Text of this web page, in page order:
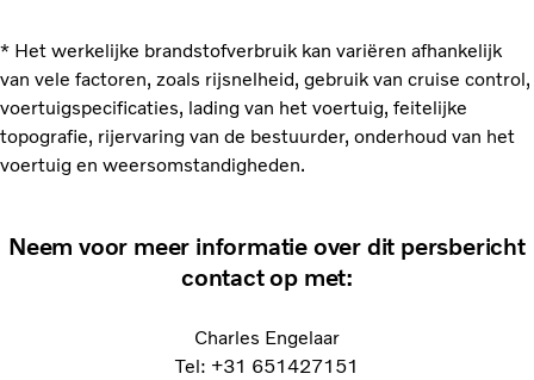
* Het werkelijke brandstofverbruik kan variëren afhankelijk
van vele factoren, zoals rijsnelheid, gebruik van cruise control,
voertuigspecificaties, lading van het voertuig, feitelijke
topografie, rijervaring van de bestuurder, onderhoud van het
voertuig en weersomstandigheden.
Neem voor meer informatie over dit persbericht
contact op met:
Charles Engelaar
Tel: +31 651427151